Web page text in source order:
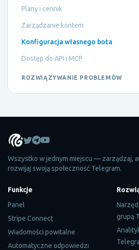
Plany i cennik
Zarządzanie kontem
Konfiguracja własnego bota
Dostęp do API i MCP
ROZWIĄZYWANIE PROBLEMÓW
Wszystko w jednym miejscu — zarządzaj,
rozwijaj swoją społeczność Telegram.
Funkcje
Panel
Stripe Connect
Wiadomości powitalne
Automatyczne odpowiedzi
grupą